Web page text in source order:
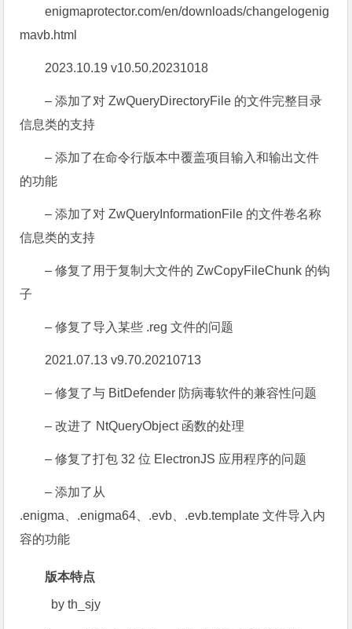
enigmaprotector.com/en/downloads/changelogenig
mavb.html
2023.10.19 v10.50.20231018
– 添加了对 ZwQueryDirectoryFile 的文件完整目录
信息类的支持
– 添加了在命令行版本中覆盖项目输入和输出文件
的功能
– 添加了对 ZwQueryInformationFile 的文件卷名称
信息类的支持
– 修复了用于复制大文件的 ZwCopyFileChunk 的钩
子
– 修复了导入某些 .reg 文件的问题
2021.07.13 v9.70.20210713
– 修复了与 BitDefender 防病毒软件的兼容性问题
– 改进了 NtQueryObject 函数的处理
– 修复了打包 32 位 ElectronJS 应用程序的问题
– 添加了从
.enigma、.enigma64、.evb、.evb.template 文件导入内
容的功能
版本特点
by th_sjy